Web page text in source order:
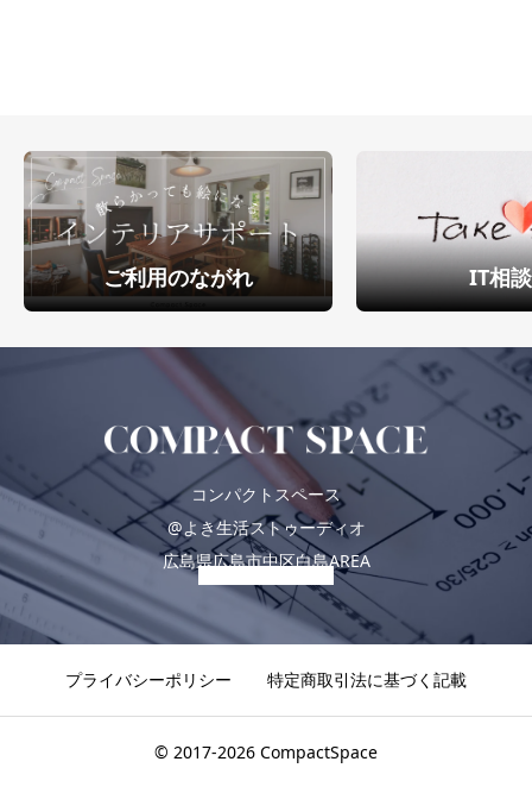
ご利用のながれ IT相
コンパクトスペース
@よき生活ストゥーディオ
広島県広島市中区白島AREA
プライバシーポリシー 特定商取引法に基づく記載
© 2017-2026 CompactSpace